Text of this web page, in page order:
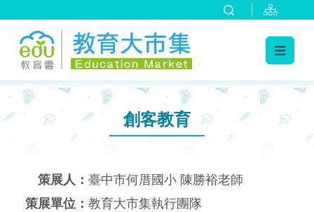
::: 創客教育
策展人： 臺中市何厝國小 陳勝裕老師
策展單位： 教育大市集執行團隊